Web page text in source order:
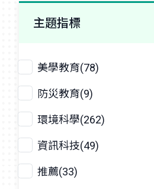
主題指標
美學教育(78)
防災教育(9)
環境科學(262)
資訊科技(49)
推薦(33)